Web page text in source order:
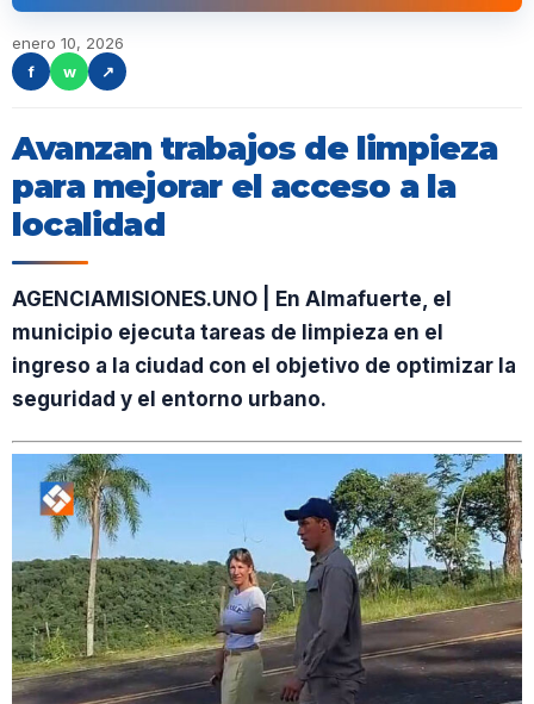
enero 10, 2026
f
w ↗
Avanzan trabajos de limpieza
para mejorar el acceso a la
localidad
AGENCIAMISIONES.UNO | En Almafuerte, el
municipio ejecuta tareas de limpieza en el
ingreso a la ciudad con el objetivo de optimizar la
seguridad y el entorno urbano.